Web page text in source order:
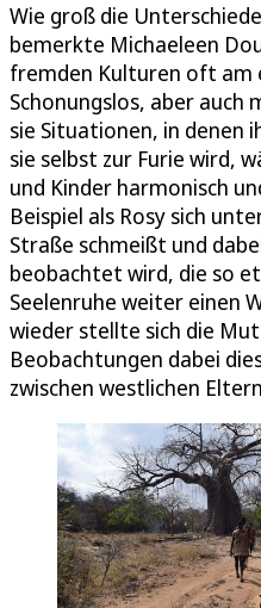
Wie groß die
bemerkte Michaeleen
fremden Kulturen oft am
Schonungslos, aber auch
sie Situationen, in denen
sie selbst zur Furie wird,
und Kinder harmonisch
Beispiel als Rosy sich
Straße schmeißt und
beobachtet wird, die so
Seelenruhe weiter einen
wieder stellte sich die
Beobachtungen dabei
zwischen westlichen